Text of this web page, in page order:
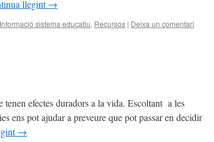
llegint→
Informació sistema educatiu, Recursos | Deixa un comentari
efectes duradors a la vida. Escoltant a les
ens pot ajudar a preveure que pot passar en decidir
→